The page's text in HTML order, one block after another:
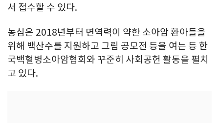
서 접수할 수 있다.
농심은 2018년부터 면역력이 약한 소아암 환아들을
위해 백산수를 지원하고 그림 공모전 등을 여는 등 한
국백혈병소아암협회와 꾸준히 사회공헌 활동을 펼치
고 있다.